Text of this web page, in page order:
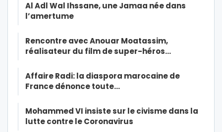
Al Adl Wal Ihssane, une Jamaa née dans
l’amertume
Rencontre avec Anouar Moatassim,
réalisateur du film de super-héros…
Affaire Radi: la diaspora marocaine de
France dénonce toute…
Mohammed VI insiste sur le civisme dans la
lutte contre le Coronavirus